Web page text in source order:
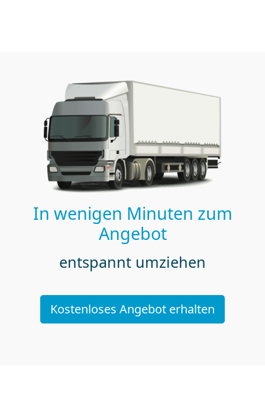
In wenigen Minuten zum
Angebot
entspannt umziehen
Kostenloses Angebot erhalten